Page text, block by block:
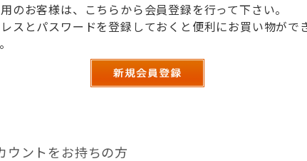
のお客様は、こちらから会員登録を行って下さい。
スとパスワードを登録しておくと便利にお買い物がで
ウントをお持ちの方